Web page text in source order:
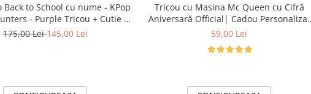
Back to School cu nume - KPop
- Purple Tricou + Cutie +
pentru copilul tău
175,00 Lei145,00 Lei
Tricou cu Masina Mc Queen cu Cifră
Aniversară Official| Cadou Personalizat
e-CADOU
59,00 Lei